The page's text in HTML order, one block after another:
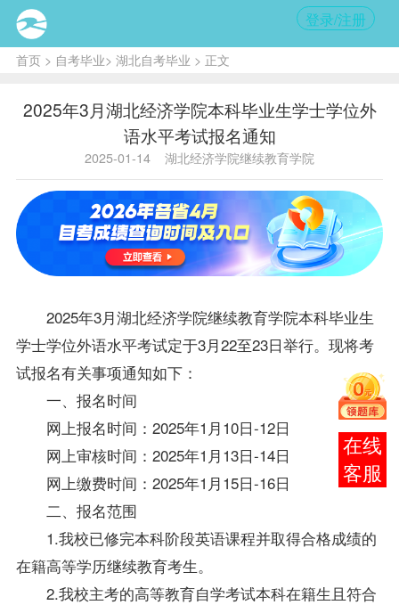
登录/注册
首页> 自考毕业> 湖北自考毕业 > 正文
2025年3月湖北经济学院本科毕业生学士学位外
语水平考试报名通知
2025-01-14 湖北经济学院继续教育学院
2025年3月湖北经济学院继续教育学院本科毕业生
学士学位外语水平考试定于3月22至23日举行。现将考
试报名有关事项通知如下：
一、报名时间
网上报名时间：2025年1月10日-12日
网上审核时间：2025年1月13日-14日
网上缴费时间：2025年1月15日-16日
二、报名范围
1.我校已修完本科阶段英语课程并取得合格成绩的
在籍高等学历继续教育考生。
2.我校主考的高等教育自学考试本科在籍生且符合
报考
咨询